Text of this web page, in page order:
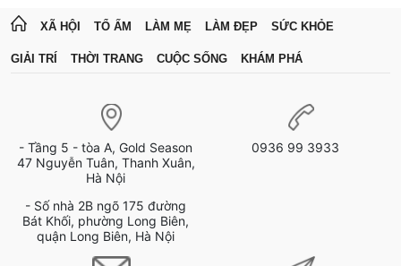
XÃ HỘI TỔ ẤM LÀM MẸ LÀM ĐẸP SỨC KHỎE
GIẢI TRÍ THỜI TRANG CUỘC SỐNG KHÁM PHÁ
- Tầng 5 - tòa A, Gold Season
47 Nguyễn Tuân, Thanh Xuân,
Hà Nội
- Số nhà 2B ngõ 175 đường
Bát Khối, phường Long Biên,
quận Long Biên, Hà Nội
0936 99 3933